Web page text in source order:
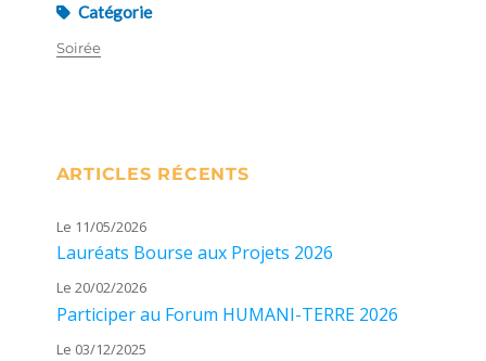
Catégorie
Soirée
ARTICLES RÉCENTS
Le 11/05/2026
Lauréats Bourse aux Projets 2026
Le 20/02/2026
Participer au Forum HUMANI-TERRE 2026
Le 03/12/2025